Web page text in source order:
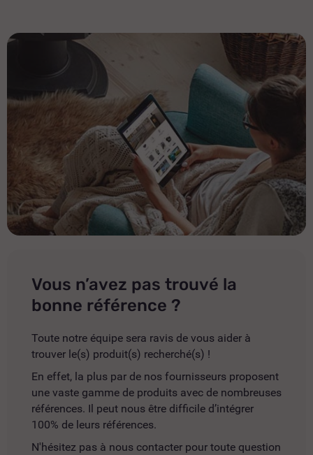
Vous n’avez pas trouvé la
bonne référence ?
Toute notre équipe sera ravis de vous aider à
trouver le(s) produit(s) recherché(s) !
En effet, la plus par de nos fournisseurs proposent
une vaste gamme de produits avec de nombreuses
références. Il peut nous être difficile d’intégrer
100% de leurs références.
N'hésitez pas à nous contacter pour toute question